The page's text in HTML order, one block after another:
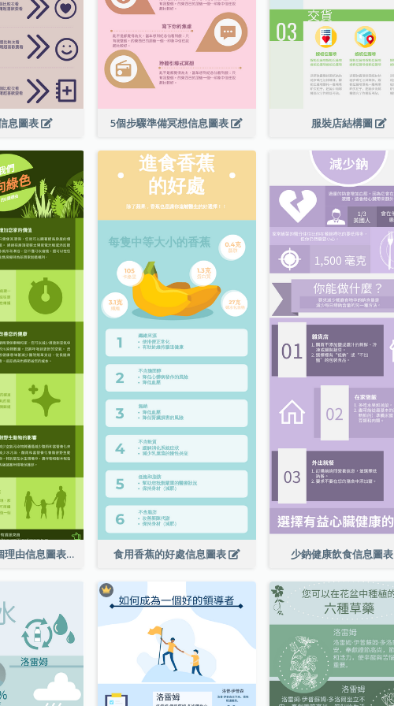
息圖表 5個步驟準備冥想信息圖表 服裝店結構圖
走向綠色的 6 個理由信息圖表 食用香蕉的好處信息圖表 少鈉健康飲食信息圖表